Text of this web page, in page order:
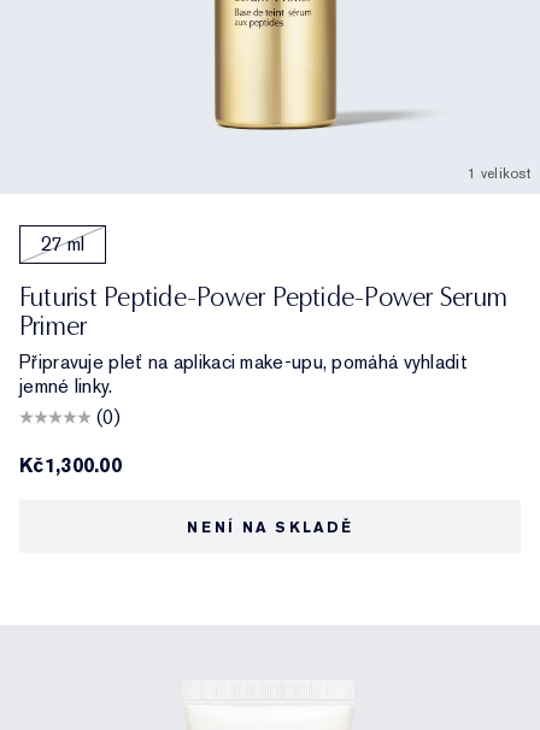
1 velikost
27 ml
Futurist Peptide-Power Peptide-Power Serum
Primer
Připravuje pleť na aplikaci make-upu, pomáhá vyhladit
jemné linky.
(0)
Kč1,300.00
NENÍ NA SKLADĚ